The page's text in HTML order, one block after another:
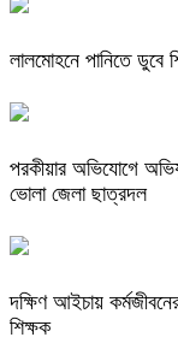
লালমোহনে পানিতে ডুবে
পরকীয়ার অভিযোগে
ভোলা জেলা ছাত্রদল
দক্ষিণ আইচায়
শিক্ষক